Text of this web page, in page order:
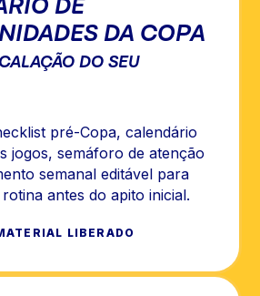
DE
DA COPA
DO SEU
pré-Copa, calendário
jogos, semáforo de atenção
semanal editável para
antes do apito inicial.
LIBERADO